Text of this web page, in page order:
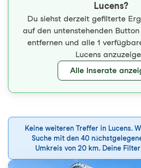
Lucens?
Du siehst derzeit gefilterte
auf den untenstehenden
entfernen und alle 1
Lucens
Alle Inserate
Keine weiteren Treffer in Lucens.
Suche mit den 40
Umkreis von 20 km. Deine